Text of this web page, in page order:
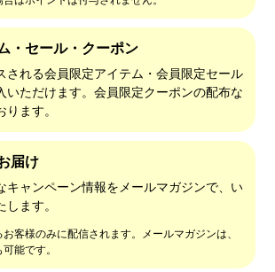
・セール・クーポン
される会員限定アイテム・会員限定セール
いただけます。会員限定クーポンの配布な
ます。
届け
キャンペーン情報をメールマガジンで、い
ます。
客様のみに配信されます。メールマガジンは、
能です。